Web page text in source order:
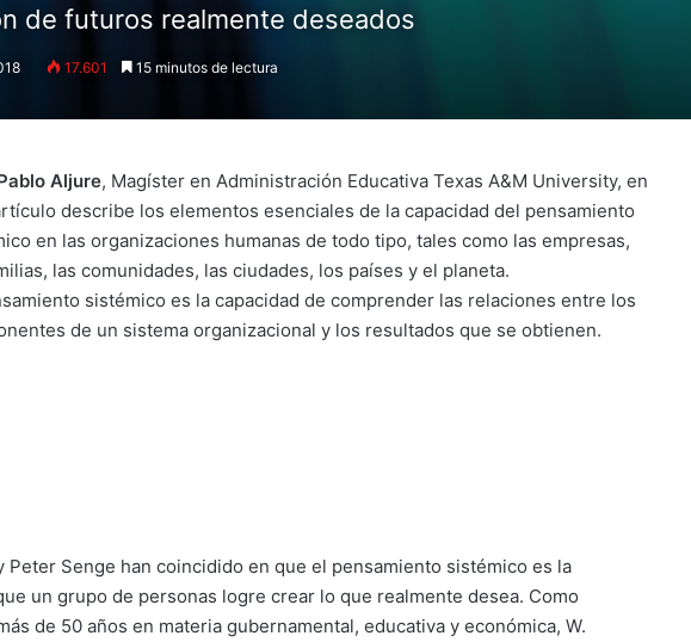
de futuros realmente deseados
17.601 15 minutos de lectura
Aljure, Magíster en Administración Educativa Texas A&M University, en
describe los elementos esenciales de la capacidad del pensamiento
en las organizaciones humanas de todo tipo, tales como las empresas,
las comunidades, las ciudades, los países y el planeta.
sistémico es la capacidad de comprender las relaciones entre los
de un sistema organizacional y los resultados que se obtienen.
Peter Senge han coincidido en que el pensamiento sistémico es la
un grupo de personas logre crear lo que realmente desea. Como
de 50 años en materia gubernamental, educativa y económica, W.